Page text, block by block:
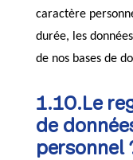
caractère
durée, les
de nos bases de
1.10.Le
de
personnel